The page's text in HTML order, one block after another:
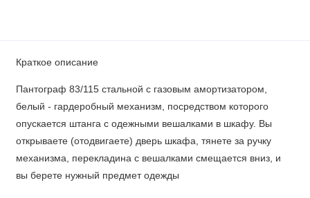
Краткое описание
Пантограф 83/115 стальной с газовым амортизатором,
белый - гардеробный механизм, посредством которого
опускается штанга с одежными вешалками в шкафу. Вы
открываете (отодвигаете) дверь шкафа, тянете за ручку
механизма, перекладина с вешалками смещается вниз, и
вы берете нужный предмет одежды